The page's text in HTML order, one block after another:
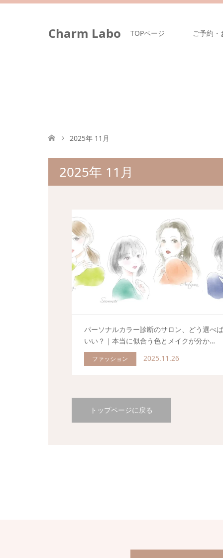
Charm Labo TOPページ ご予約
2025年 11月
2025年 11月
パーソナルカラー診断のサロン、どう選べば
いい？｜本当に似合う色とメイクが分か…
ファッション 2025.11.26
トップページに戻る